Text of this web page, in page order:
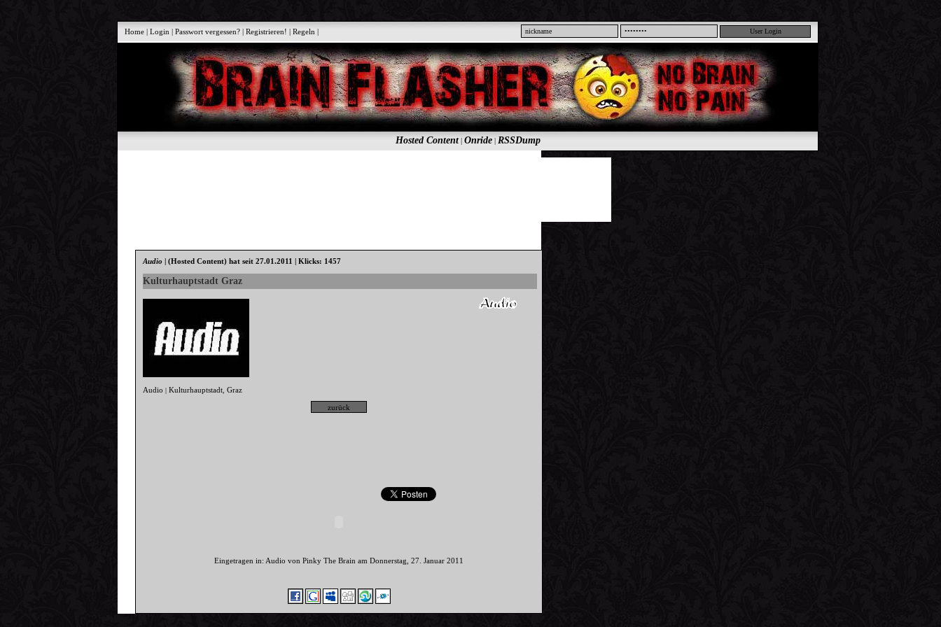
Home |Login |Passwort vergessen? |Registrieren! |Regeln |
Hosted Content| Onride| RSSDump
Audio |(Hosted Content) hat seit 27.01.2011 | Klicks: 1457
Kulturhauptstadt Graz
Audio |Kulturhauptstadt ,Graz
Eingetragen in: Audio von Pinky The Brain am Donnerstag, 27. Januar 2011